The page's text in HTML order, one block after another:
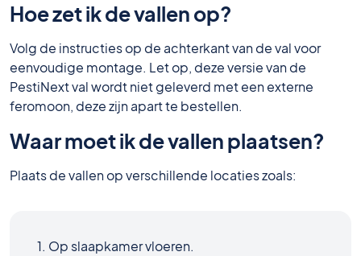
Hoe zet ik de vallen op?
Volg de instructies op de achterkant van de val voor
eenvoudige montage. Let op, deze versie van de
PestiNext val wordt niet geleverd met een externe
feromoon, deze zijn apart te bestellen.
Waar moet ik de vallen plaatsen?
Plaats de vallen op verschillende locaties zoals:
Op slaapkamer vloeren.